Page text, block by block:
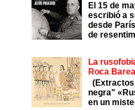
El 15 de
escribió a
desde
de
La
Roca Barea
negra"
en un